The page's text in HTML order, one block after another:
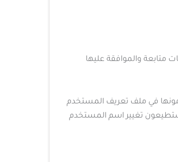
متابعة والموافقة عليها
في ملف تعريف المستخدم
تغيير اسم المستخدم